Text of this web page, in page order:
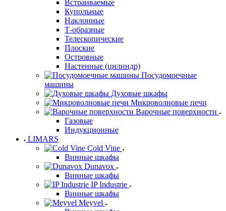
Встраиваемые
Купольные
Наклонные
Т-образные
Телескопические
Плоские
Островные
Настенные (цилиндр)
Посудомоечные
машины
Духовые шкафы
Микроволновые печи
Варочные поверхности
Газовые
Индукционные
LIMARS
Cold Vine
Винные шкафы
Dunavox
Винные шкафы
IP Industrie
Винные шкафы
Meyvel